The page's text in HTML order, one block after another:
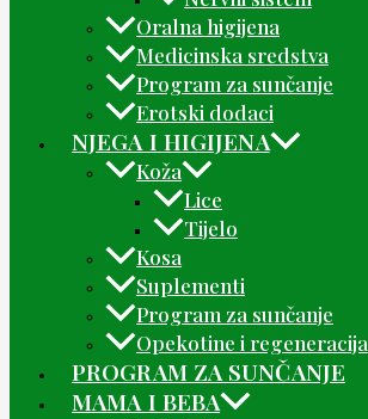
Oralna higijena
Medicinska sredstva
Program za sunčanje
Erotski dodaci
NJEGA I HIGIJENA
Koža
Lice
Tijelo
Kosa
Suplementi
Program za sunčanje
Opekotine i regeneracija
PROGRAM ZA SUNČANJE
MAMA I BEBA